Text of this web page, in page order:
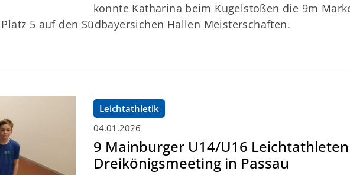
konnte Katharina beim Kugelstoßen die 9m
5 auf den Südbayersichen Hallen Meisterschaften.
Leichtathletik
04.01.2026
9 Mainburger U14/U16
Dreikönigsmeeting in Passau